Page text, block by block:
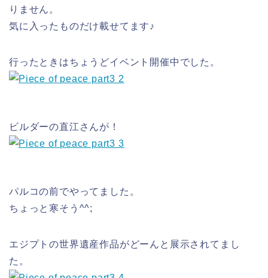
りません。
気に入ったものだけ載せてます♪
行ったときはちょうどイベント開催中でした。
ビルダーの直江さんが！
パルコの前でやってました。
ちょっと寒そう^^;
エジプトの世界遺産作品がどーんと展示されてまし
た。